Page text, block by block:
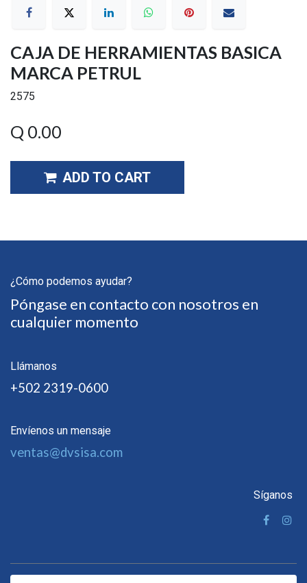
CAJA DE HERRAMIENTAS BASICA
MARCA PETRUL
2575
Q 0.00
ADD TO CART
¿Cómo podemos ayudar?
Póngase en contacto con nosotros en
cualquier momento
Llámanos
+502 2319-0600
Envíenos un mensaje
ventas@dvsisa.com
Síganos